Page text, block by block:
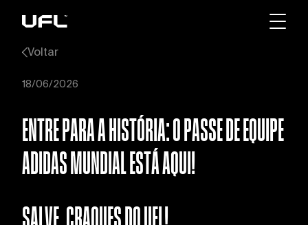
Voltar
18/06/2026
ENTRE PARA A HISTÓRIA: O PASSE DE EQUIPE
ADIDAS MUNDIAL ESTÁ AQUI!
SALVE, CRAQUES DO UFL!